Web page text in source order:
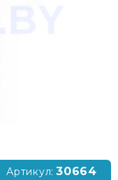
Артикул: 30664